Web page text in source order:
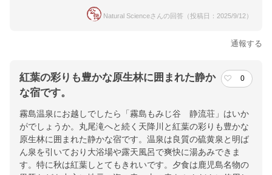
Natural Scienceさんの回答（投稿日：2025/9/12）
通報する
紅葉の彩りも豊かな原生林に囲まれた静か
な宿です。
0
霧島温泉にお越しでしたら「霧島もみじ谷 静流荘」はいか
がでしょうか。丸尾滝へと続く天降川と紅葉の彩りも豊かな
原生林に囲まれた静かな宿です。温泉は良質の硫黄泉と明ば
ん泉を引いており大浴場や露天風呂で爽快に湯あみできま
す。特に秋は紅葉しとてもきれいです。夕食は鹿児島名物の